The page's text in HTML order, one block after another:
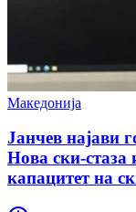
Македонија
Јанчев најави
Нова ски-стаза
капацитет на